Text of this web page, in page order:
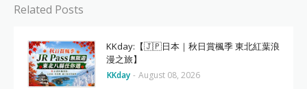
Related Posts
KKday:【🇯🇵日本｜秋日賞楓季 東北紅葉浪
漫之旅】
KKday - August 08, 2026